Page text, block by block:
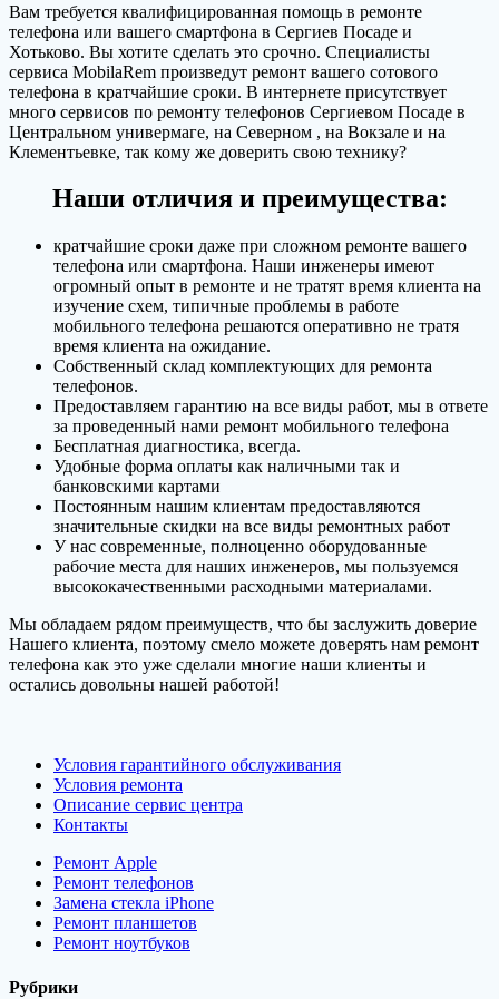
Вам требуется квалифицированная помощь в ремонте
телефона или вашего смартфона в Сергиев Посаде и
Хотьково. Вы хотите сделать это срочно. Специалисты
сервиса MobilaRem произведут ремонт вашего сотового
телефона в кратчайшие сроки. В интернете присутствует
много сервисов по ремонту телефонов Сергиевом Посаде в
Центральном универмаге, на Северном , на Вокзале и на
Клементьевке, так кому же доверить свою технику?
Наши отличия и преимущества:
кратчайшие сроки даже при сложном ремонте вашего
телефона или смартфона. Наши инженеры имеют
огромный опыт в ремонте и не тратят время клиента на
изучение схем, типичные проблемы в работе
мобильного телефона решаются оперативно не тратя
время клиента на ожидание.
Собственный склад комплектующих для ремонта
телефонов.
Предоставляем гарантию на все виды работ, мы в ответе
за проведенный нами ремонт мобильного телефона
Бесплатная диагностика, всегда.
Удобные форма оплаты как наличными так и
банковскими картами
Постоянным нашим клиентам предоставляются
значительные скидки на все виды ремонтных работ
У нас современные, полноценно оборудованные
рабочие места для наших инженеров, мы пользуемся
высококачественными расходными материалами.
Мы обладаем рядом преимуществ, что бы заслужить доверие
Нашего клиента, поэтому смело можете доверять нам ремонт
телефона как это уже сделали многие наши клиенты и
остались довольны нашей работой!
Условия гарантийного обслуживания
Условия ремонта
Описание сервис центра
Контакты
Ремонт Apple
Ремонт телефонов
Замена стекла iPhone
Ремонт планшетов
Ремонт ноутбуков
Рубрики